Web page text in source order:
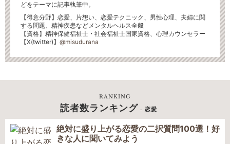
どをテーマに記事執筆中。
【得意分野】恋愛、片想い、恋愛テクニック、男性心理、夫婦に関
する問題、精神疾患などメンタルヘルス全般
【資格】精神保健福祉士・社会福祉士国家資格、心理カウンセラー
【X(twitter)】 @misudurana
RANKING
読者数ランキング - 恋愛
絶対に盛り上がる恋愛の二択質問100選！好
きな人に聞いてみよう